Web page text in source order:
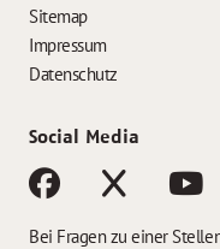
Sitemap
Impressum
Datenschutz
Social Media
Bei Fragen zu einer